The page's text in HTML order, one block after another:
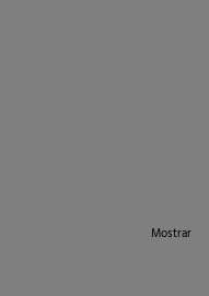
Mostrar